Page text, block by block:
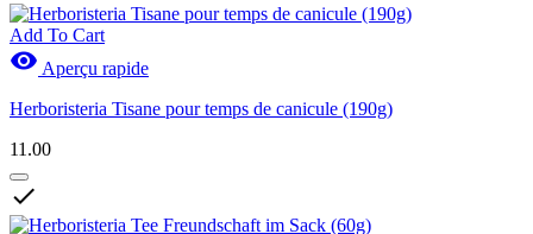
Add To Cart
 Aperçu rapide
Herboristeria Tisane pour temps de canicule (190g)
11.00
